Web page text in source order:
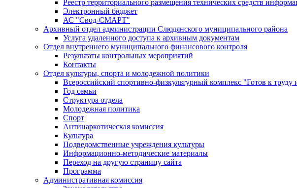
Реестр территориального размещения технических средств
Электронный бюджет
АС "Свод-СМАРТ"
Архивный отдел администрации Слюдянского муниципального района
Услуга удаленного доступа к архивным документам
Отдел внутреннего муниципального финансового контроля
Результаты контрольных мероприятий
Контакты
Отдел культуры, спорта и молодежной политики
Всероссийский спортивно-физкультурный комплекс "Готов к труду
Год семьи
Структура отдела
Молодежная политика
Спорт
Антинаркотическая комиссия
Культура
Подведомственные учреждения культуры
Информационно-методические материалы
Переход на другую страницу сайта
Программа
Административная комиссия